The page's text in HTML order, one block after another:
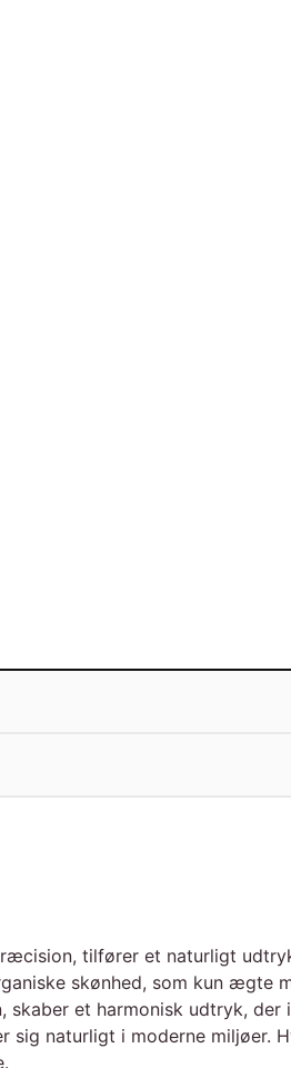
tilfører et naturligt
skønhed, som kun ægte
et harmonisk udtryk,
naturligt i moderne miljøer.